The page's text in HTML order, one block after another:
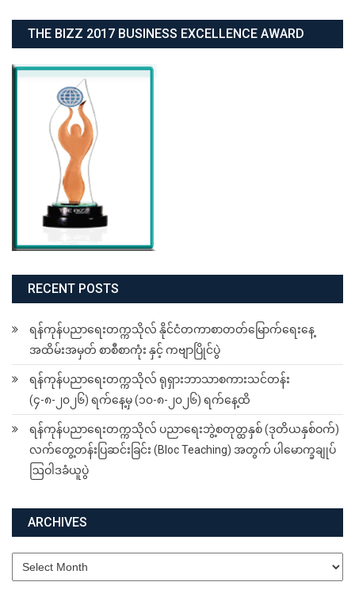
THE BIZZ 2017 BUSINESS EXCELLENCE AWARD
RECENT POSTS
ရန်ကုန်ပညာရေးတက္ကသိုလ် နိုင်ငံတကာစာတတ်မြောက်ရေးနေ့
အထိမ်းအမှတ် စာစီစာကုံး နှင့် ကဗျာပြိုင်ပွဲ
ရန်ကုန်ပညာရေးတက္ကသိုလ် ရုရှားဘာသာစကားသင်တန်း
(၄-၈-၂၀၂၆) ရက်နေ့မှ (၁၀-၈-၂၀၂၆) ရက်နေ့ထိ
ရန်ကုန်ပညာရေးတက္ကသိုလ် ပညာရေးဘွဲ့စတုတ္ထနှစ် (ဒုတိယနှစ်ဝက်)
လက်တွေ့တန်းပြဆင်းခြင်း (Bloc Teaching) အတွက် ပါမောက္ခချုပ်
ဩဝါဒခံယူပွဲ
ARCHIVES
Archives